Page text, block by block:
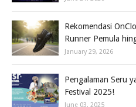
Rekomendasi
Runner Pemula
January 29, 2026
Pengalaman Seru
Festival 2025!
June 03, 2025